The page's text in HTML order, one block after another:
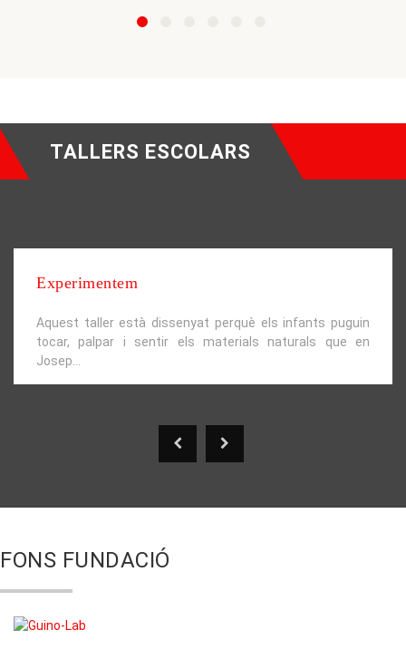
TALLERS ESCOLARS
Experimentem
Aquest taller està dissenyat perquè els infants puguin
tocar, palpar i sentir els materials naturals que en
Josep...
FONS FUNDACIÓ